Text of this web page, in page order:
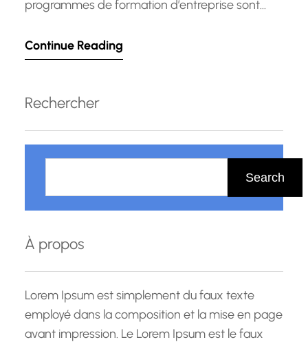
programmes de formation d’entreprise sont
organisations qui souhaitent rester compétitives
entreprise ou une grande entreprise, investir
dans le développement des compétences de
Continue Reading
Rechercher
h
r
c
h
Search
À propos
Lorem Ipsum est simplement du faux texte
employé dans la composition et la mise en page
avant impression. Le Lorem Ipsum est le faux